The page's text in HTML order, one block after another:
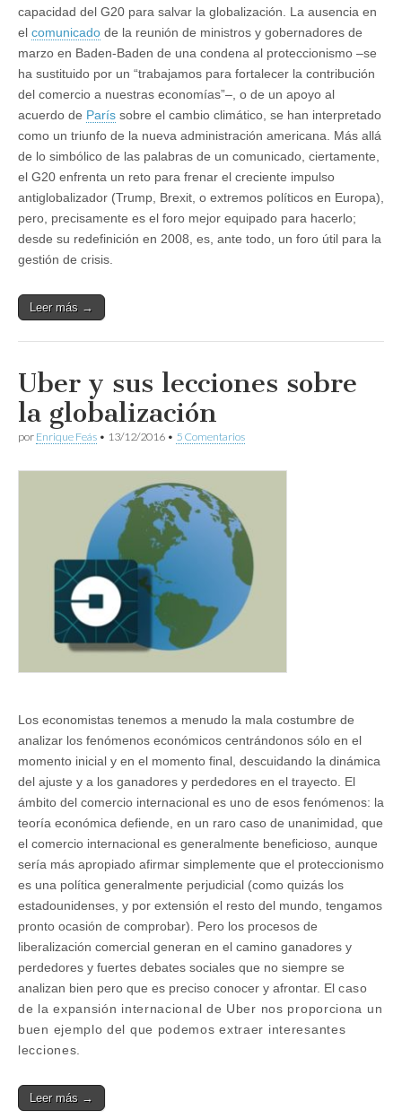
capacidad del G20 para salvar la globalización. La ausencia en
el comunicado de la reunión de ministros y gobernadores de
marzo en Baden-Baden de una condena al proteccionismo –se
ha sustituido por un “trabajamos para fortalecer la contribución
del comercio a nuestras economías”–, o de un apoyo al
acuerdo de París sobre el cambio climático, se han interpretado
como un triunfo de la nueva administración americana. Más allá
de lo simbólico de las palabras de un comunicado, ciertamente,
el G20 enfrenta un reto para frenar el creciente impulso
antiglobalizador (Trump, Brexit, o extremos políticos en Europa),
pero, precisamente es el foro mejor equipado para hacerlo;
desde su redefinición en 2008, es, ante todo, un foro útil para la
gestión de crisis.
Leer más →
Uber y sus lecciones sobre
la globalización
por Enrique Feás • 13/12/2016 • 5 Comentarios
Los economistas tenemos a menudo la mala costumbre de
analizar los fenómenos económicos centrándonos sólo en el
momento inicial y en el momento final, descuidando la dinámica
del ajuste y a los ganadores y perdedores en el trayecto. El
ámbito del comercio internacional es uno de esos fenómenos: la
teoría económica defiende, en un raro caso de unanimidad, que
el comercio internacional es generalmente beneficioso, aunque
sería más apropiado afirmar simplemente que el proteccionismo
es una política generalmente perjudicial (como quizás los
estadounidenses, y por extensión el resto del mundo, tengamos
pronto ocasión de comprobar). Pero los procesos de
liberalización comercial generan en el camino ganadores y
perdedores y fuertes debates sociales que no siempre se
analizan bien pero que es preciso conocer y afrontar. El caso
de la expansión internacional de Uber nos proporciona un
buen ejemplo del que podemos extraer interesantes
lecciones.
Leer más →